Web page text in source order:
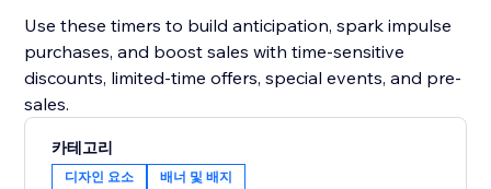
Use these timers to build anticipation, spark impulse
purchases, and boost sales with time-sensitive
discounts, limited-time offers, special events, and pre-
sales.
카테고리
디자인 요소 배너 및 배지